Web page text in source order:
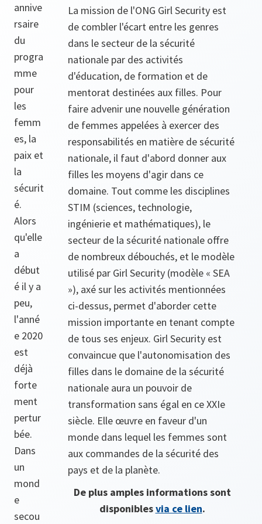
La mission de l'ONG Girl Security est
de combler l'écart entre les genres
dans le secteur de la sécurité
nationale par des activités
d'éducation, de formation et de
mentorat destinées aux filles. Pour
faire advenir une nouvelle génération
de femmes appelées à exercer des
responsabilités en matière de sécurité
nationale, il faut d'abord donner aux
filles les moyens d'agir dans ce
domaine. Tout comme les disciplines
STIM (sciences, technologie,
ingénierie et mathématiques), le
secteur de la sécurité nationale offre
de nombreux débouchés, et le modèle
utilisé par Girl Security (modèle « SEA
»), axé sur les activités mentionnées
ci-dessus, permet d'aborder cette
mission importante en tenant compte
de tous ses enjeux. Girl Security est
convaincue que l'autonomisation des
filles dans le domaine de la sécurité
nationale aura un pouvoir de
transformation sans égal en ce XXIe
siècle. Elle œuvre en faveur d'un
monde dans lequel les femmes sont
aux commandes de la sécurité des
pays et de la planète.
De plus amples informations sont
disponiblesvia ce lien.
annive
rsaire
du
progra
mme
pour
les
femm
es, la
paix et
la
sécurit
é.
Alors
qu'elle
a
début
é il y a
peu,
l'anné
e 2020
est
déjà
forte
ment
pertur
bée.
Dans
un
mond
e
secou